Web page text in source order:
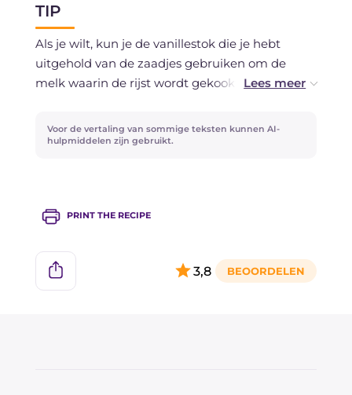
Het invriezen wordt afgeraden.
TIP
Als je wilt, kun je de vanillestok die je hebt
uitgehold van de zaadjes gebruiken om de
melk waarin de rijst wordt gekookt te
Het is belangrijk om de beignets met suiker te
maar voegen in plaats daarvan opgeklopt eiwit
toe.
Voor de vertaling van sommige teksten kunnen AI-
hulpmiddelen zijn gebruikt.
PRINT THE RECIPE
3,8